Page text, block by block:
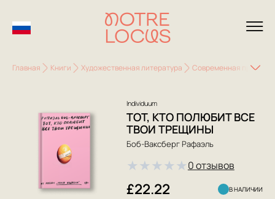
Главная Книги Художественная литература Современная проза
Individuum
ТОТ, КТО ПОЛЮБИТ ВСЕ
ТВОИ ТРЕЩИНЫ
Боб-Ваксберг Рафаэль
★★★★★0 отзывов
£22.22 В НАЛИЧИИ